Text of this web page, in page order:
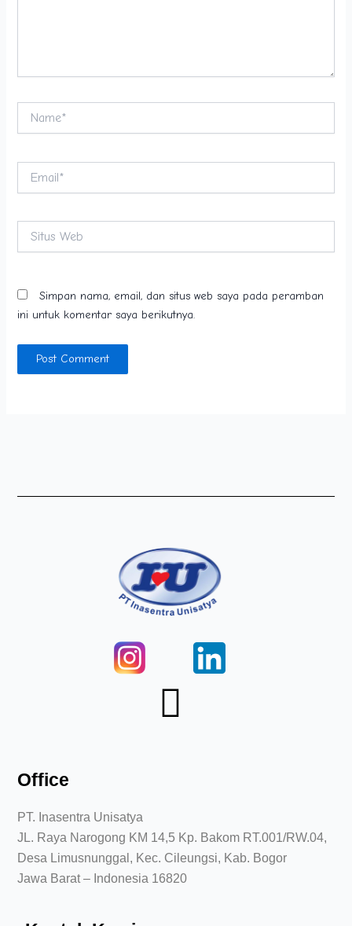
Web
Simpan nama, email, dan situs web saya pada peramban
ini untuk komentar saya berikutnya.
Office
PT. Inasentra Unisatya
JL. Raya Narogong KM 14,5 Kp. Bakom RT.001/RW.04,
Desa Limusnunggal, Kec. Cileungsi, Kab. Bogor
Jawa Barat – Indonesia 16820